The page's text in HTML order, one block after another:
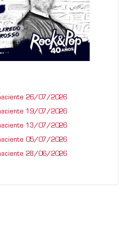
26/07/2026
19/07/2026
13/07/2026
05/07/2026
28/06/2026